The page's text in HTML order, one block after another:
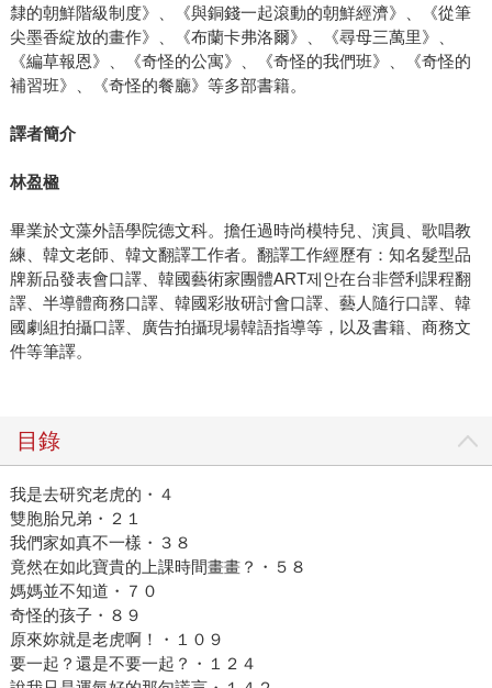
隸的朝鮮階級制度》、《與銅錢一起滾動的朝鮮經濟》、《從筆
尖墨香綻放的畫作》、《布蘭卡弗洛爾》、《尋母三萬里》、
《編草報恩》、《奇怪的公寓》、《奇怪的我們班》、《奇怪的
補習班》、《奇怪的餐廳》等多部書籍。
譯者簡介
林盈楹
畢業於文藻外語學院德文科。擔任過時尚模特兒、演員、歌唱教
練、韓文老師、韓文翻譯工作者。翻譯工作經歷有：知名髮型品
牌新品發表會口譯、韓國藝術家團體ART제안在台非營利課程翻
譯、半導體商務口譯、韓國彩妝研討會口譯、藝人隨行口譯、韓
國劇組拍攝口譯、廣告拍攝現場韓語指導等，以及書籍、商務文
件等筆譯。
目錄
我是去研究老虎的・４
雙胞胎兄弟・２１
我們家如真不一樣・３８
竟然在如此寶貴的上課時間畫畫？・５８
媽媽並不知道・７０
奇怪的孩子・８９
原來妳就是老虎啊！・１０９
要一起？還是不要一起？・１２４